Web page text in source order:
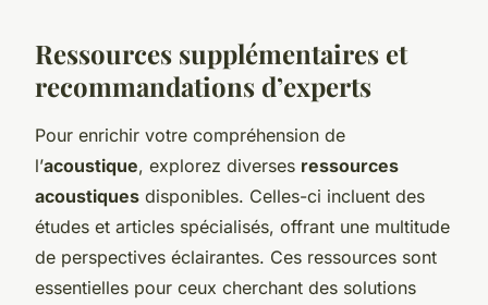
Ressources supplémentaires et
recommandations d’experts
Pour enrichir votre compréhension de
l’acoustique, explorez diverses ressources
acoustiques disponibles. Celles-ci incluent des
études et articles spécialisés, offrant une multitude
de perspectives éclairantes. Ces ressources sont
essentielles pour ceux cherchant des solutions